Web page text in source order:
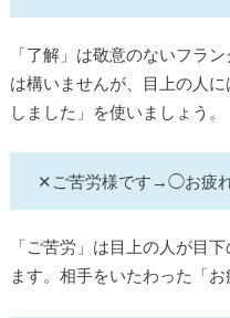
「了解」は敬意のないフラ
は構いませんが、目上の人
しました」を使いましょう。
✕ご苦労様です→◯お疲
「ご苦労」は目上の人が目
ます。相手をいたわった「